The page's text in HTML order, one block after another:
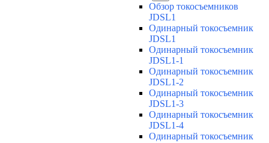
Обзор токосъемников
JDSL1
Одинарный токосъемник
JDSL1
Одинарный токосъемник
JDSL1-1
Одинарный токосъемник
JDSL1-2
Одинарный токосъемник
JDSL1-3
Одинарный токосъемник
JDSL1-4
Одинарный токосъемник